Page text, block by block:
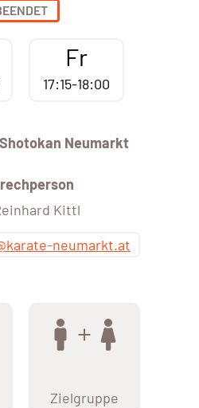
Fr
17:15-18:00
Neumarkt
Kittl
neumarkt.at
Zielgruppe